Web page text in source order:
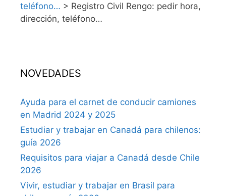
teléfono… > Registro Civil Rengo: pedir hora,
dirección, teléfono…
NOVEDADES
Ayuda para el carnet de conducir camiones
en Madrid 2024 y 2025
Estudiar y trabajar en Canadá para chilenos:
guía 2026
Requisitos para viajar a Canadá desde Chile
2026
Vivir, estudiar y trabajar en Brasil para